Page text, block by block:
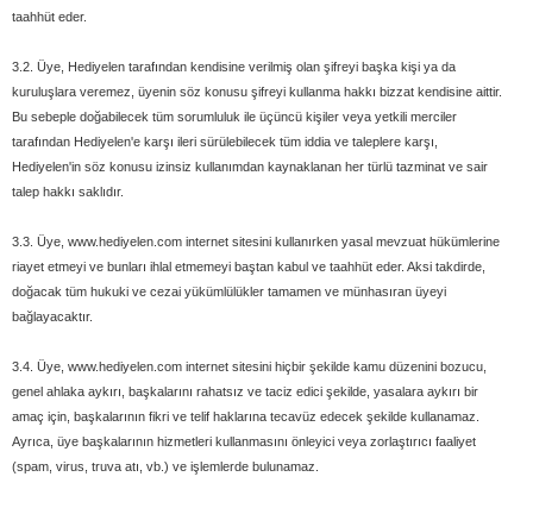
taahhüt eder.
3.2. Üye, Hediyelen tarafından kendisine verilmiş olan şifreyi başka kişi ya da
kuruluşlara veremez, üyenin söz konusu şifreyi kullanma hakkı bizzat kendisine aittir.
Bu sebeple doğabilecek tüm sorumluluk ile üçüncü kişiler veya yetkili merciler
tarafından Hediyelen'e karşı ileri sürülebilecek tüm iddia ve taleplere karşı,
Hediyelen'in söz konusu izinsiz kullanımdan kaynaklanan her türlü tazminat ve sair
talep hakkı saklıdır.
3.3. Üye, www.hediyelen.com internet sitesini kullanırken yasal mevzuat hükümlerine
riayet etmeyi ve bunları ihlal etmemeyi baştan kabul ve taahhüt eder. Aksi takdirde,
doğacak tüm hukuki ve cezai yükümlülükler tamamen ve münhasıran üyeyi
bağlayacaktır.
3.4. Üye, www.hediyelen.com internet sitesini hiçbir şekilde kamu düzenini bozucu,
genel ahlaka aykırı, başkalarını rahatsız ve taciz edici şekilde, yasalara aykırı bir
amaç için, başkalarının fikri ve telif haklarına tecavüz edecek şekilde kullanamaz.
Ayrıca, üye başkalarının hizmetleri kullanmasını önleyici veya zorlaştırıcı faaliyet
(spam, virus, truva atı, vb.) ve işlemlerde bulunamaz.